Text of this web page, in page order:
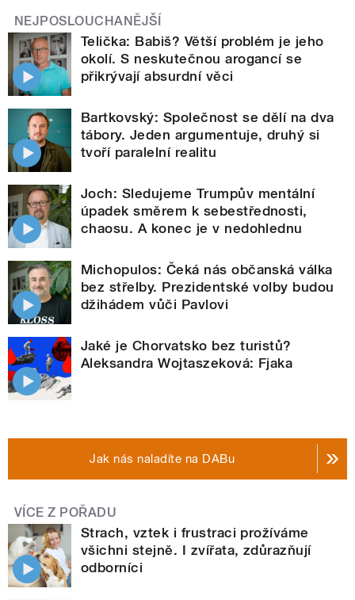
NEJPOSLOUCHANĚJŠÍ
Telička: Babiš? Větší problém je jeho
okolí. S neskutečnou arogancí se
přikrývají absurdní věci
Bartkovský: Společnost se dělí na dva
tábory. Jeden argumentuje, druhý si
tvoří paralelní realitu
Joch: Sledujeme Trumpův mentální
úpadek směrem k sebestřednosti,
chaosu. A konec je v nedohlednu
Michopulos: Čeká nás občanská válka
bez střelby. Prezidentské volby budou
džihádem vůči Pavlovi
Jaké je Chorvatsko bez turistů?
Aleksandra Wojtaszeková: Fjaka
Jak nás naladíte na DABu
VÍCE Z POŘADU
Strach, vztek i frustraci prožíváme
všichni stejně. I zvířata, zdůrazňují
odborníci